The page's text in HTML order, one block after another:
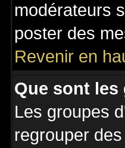
modérateurs
poster des
Revenir en
Que sont
Les groupes
regrouper